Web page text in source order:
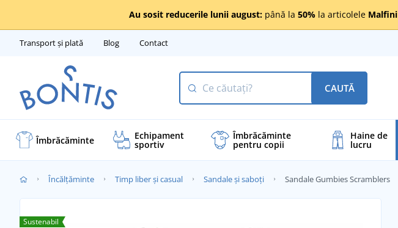
Au sosit reducerile lunii august: până la 50% la articolele Malfini
Transport și plată Blog Contact
CAUTĂ
Îmbrăcăminte Echipament
sportiv
Îmbrăcăminte
pentru copii
Haine de
lucru
Încălţăminte Timp liber și casual Sandale și saboți Sandale Gumbies Scramblers
Sustenabil